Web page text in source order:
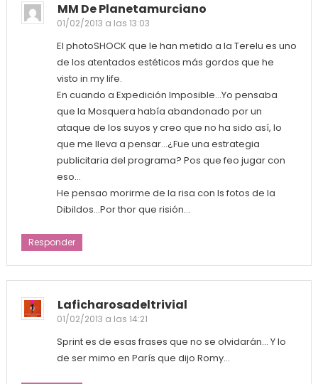
MM De Planetamurciano
01/02/2013 a las 13:03
El photoSHOCK que le han metido a la Terelu es uno
de los atentados estéticos más gordos que he
visto in my life.
En cuando a Expedición Imposible…Yo pensaba
que la Mosquera había abandonado por un
ataque de los suyos y creo que no ha sido así, lo
que me lleva a pensar…¿Fue una estrategia
publicitaria del programa? Pos que feo jugar con
eso…
He pensao morirme de la risa con ls fotos de la
Dibildos…Por thor que risión…
Responder
Laficharosadeltrivial
01/02/2013 a las 14:21
Sprint es de esas frases que no se olvidarán… Y lo
de ser mimo en París que dijo Romy…